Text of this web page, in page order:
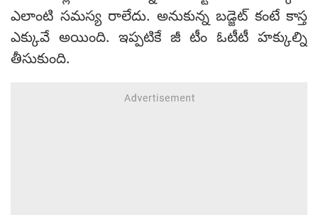
ఎలాంటి సమస్య రాలేదు. అనుకున్న బడ్జెట్ కంటే కాస్త
ఎక్కువే అయింది. ఇప్పటికే జీ టీం ఓటీటీ హక్కుల్ని
తీసుకుంది.